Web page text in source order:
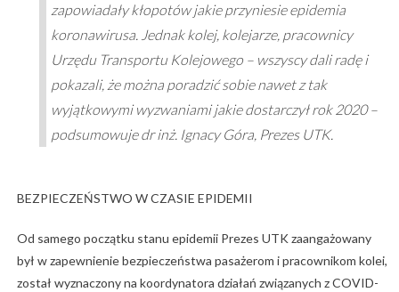
zapowiadały kłopotów jakie przyniesie epidemia
koronawirusa. Jednak kolej, kolejarze, pracownicy
Urzędu Transportu Kolejowego – wszyscy dali radę i
pokazali, że można poradzić sobie nawet z tak
wyjątkowymi wyzwaniami jakie dostarczył rok 2020 –
podsumowuje dr inż. Ignacy Góra, Prezes UTK.
BEZPIECZEŃSTWO W CZASIE EPIDEMII
Od samego początku stanu epidemii Prezes UTK zaangażowany
był w zapewnienie bezpieczeństwa pasażerom i pracownikom kolei,
został wyznaczony na koordynatora działań związanych z COVID-